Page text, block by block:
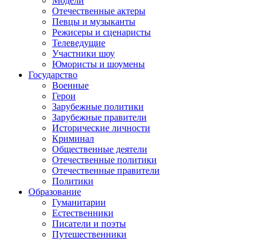
Отечественные актеры
Певцы и музыканты
Режисеры и сценаристы
Телеведущие
Участники шоу
Юмористы и шоумены
Государство
Военные
Герои
Зарубежные политики
Зарубежные правители
Исторические личности
Криминал
Общественные деятели
Отечественные политики
Отечественные правители
Политики
Образование
Гуманитарии
Естественники
Писатели и поэты
Путешественники